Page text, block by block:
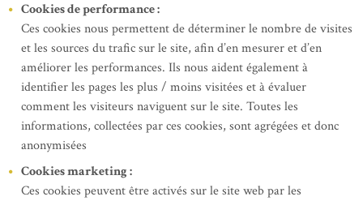
Cookies de performance :
Ces cookies nous permettent de déterminer le nombre de visites
et les sources du trafic sur le site, afin d’en mesurer et d’en
améliorer les performances. Ils nous aident également à
identifier les pages les plus / moins visitées et à évaluer
comment les visiteurs naviguent sur le site. Toutes les
informations, collectées par ces cookies, sont agrégées et donc
anonymisées
Cookies marketing :
Ces cookies peuvent être activés sur le site web par les